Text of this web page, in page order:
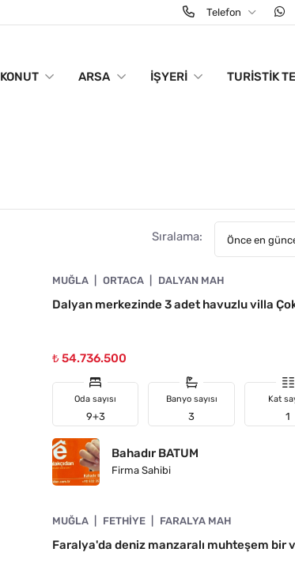
Telefon
KONUT ARSA İŞYERI TURISTIK
Sıralama: Önce en
MUĞLA ORTACA DALYAN MAH
Dalyan merkezinde 3 adet havuzlu villa
₺ 54.736.500
Oda sayısı
9+3
Banyo sayısı
3
Kat
1
Bahadır BATUM
Firma Sahibi
MUĞLA FETHIYE FARALYA MAH
Faralya'da deniz manzaralı muhteşem bir